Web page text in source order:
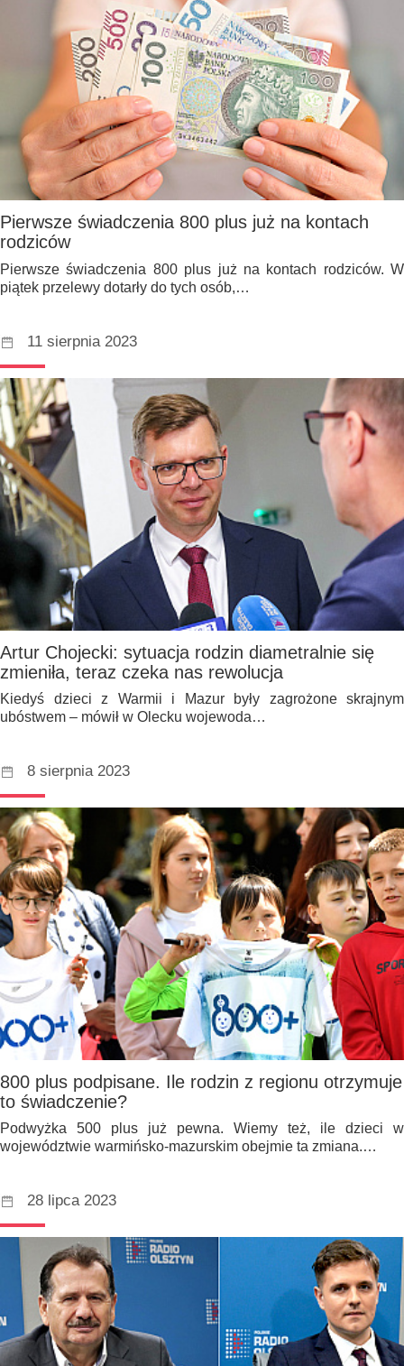
Pierwsze świadczenia 800 plus już na kontach
rodziców
Pierwsze świadczenia 800 plus już na kontach rodziców. W
piątek przelewy dotarły do tych osób,…
11 sierpnia 2023
Artur Chojecki: sytuacja rodzin diametralnie się
zmieniła, teraz czeka nas rewolucja
Kiedyś dzieci z Warmii i Mazur były zagrożone skrajnym
ubóstwem – mówił w Olecku wojewoda…
8 sierpnia 2023
800 plus podpisane. Ile rodzin z regionu otrzymuje
to świadczenie?
Podwyżka 500 plus już pewna. Wiemy też, ile dzieci w
województwie warmińsko-mazurskim obejmie ta zmiana.…
28 lipca 2023